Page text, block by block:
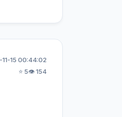
15 00:44:02
⭐ 5👁️ 154